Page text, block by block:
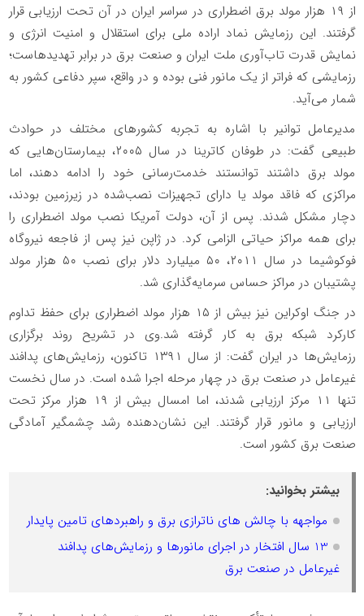
از ۱۹ هزار مولد برق اضطراری در سراسر ایران در آن تحت ارزیابی قرار
گرفتند. این رزمایش نماد اراده ملی برای استقلال و امنیت انرژی و
نمایش قدرت تاب‌آوری ملت ایران و صنعت برق در برابر تهدیدهاست؛
رزمایشی که فراتر از یک مانور فنی بوده و در واقع، سپر دفاعی کشور به
شمار می‌آید.
مدیرعامل توانیر با اشاره به تجربه کشورهای مختلف در حوادث
طبیعی گفت: در طوفان کاترینا در سال ۲۰۰۵، بیمارستان‌هایی که
مولد برق داشتند توانستند خدمت‌رسانی خود را ادامه دهند، اما
مراکزی که فاقد مولد یا دارای تجهیزات نصب‌شده در زیرزمین بودند،
دچار مشکل شدند. پس از آن، دولت آمریکا نصب مولد اضطراری را
برای همه مراکز حیاتی الزامی کرد. در ژاپن نیز پس از فاجعه نیروگاه
فوکوشیما در سال ۲۰۱۱، ۵۰ میلیارد دلار برای نصب ۵۰ هزار مولد
پشتیبان در مراکز حساس سرمایه‌گذاری شد.
در جنگ اوکراین نیز بیش از ۱۵ هزار مولد اضطراری برای حفظ تداوم
کارکرد شبکه برق به کار گرفته شد.وی در تشریح روند برگزاری
رزمایش‌ها در ایران گفت: از سال ۱۳۹۱ تاکنون، رزمایش‌های پدافند
غیرعامل در صنعت برق در چهار مرحله اجرا شده است. در سال نخست
تنها ۱۱ مرکز ارزیابی شدند، اما امسال بیش از ۱۹ هزار مرکز تحت
ارزیابی و مانور قرار گرفتند. این نشان‌دهنده رشد چشمگیر آمادگی
صنعت برق کشور است.
بیشتر بخوانید:
مواجهه با چالش های ناترازی برق و راهبردهای تامین پایدار
13 سال افتخار در اجرای مانورها و رزمایش‌های پدافند
غیرعامل در صنعت برق